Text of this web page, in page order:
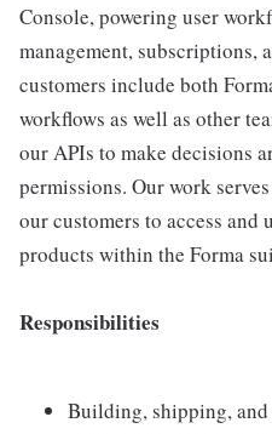
Console, powering user
management, subscriptions,
customers include both
workflows as well as other
our APIs to make decisions
permissions. Our work
our customers to access
products within the Forma
Responsibilities
Building, shipping,